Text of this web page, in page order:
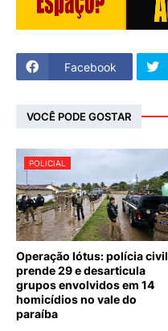
Facebook
VOCÊ PODE GOSTAR
POLICIAL
Operação lótus: polícia civil
prende 29 e desarticula
grupos envolvidos em 14
homicídios no vale do
paraíba